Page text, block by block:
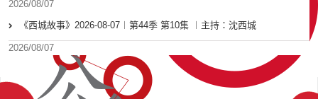
2026/08/07
《西城故事》2026-08-07︱第44季 第10集 ︱主持：沈西城
2026/08/07